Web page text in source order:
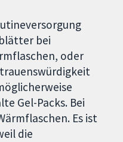
bei
oder
Gel-Packs. Bei
Es ist
die